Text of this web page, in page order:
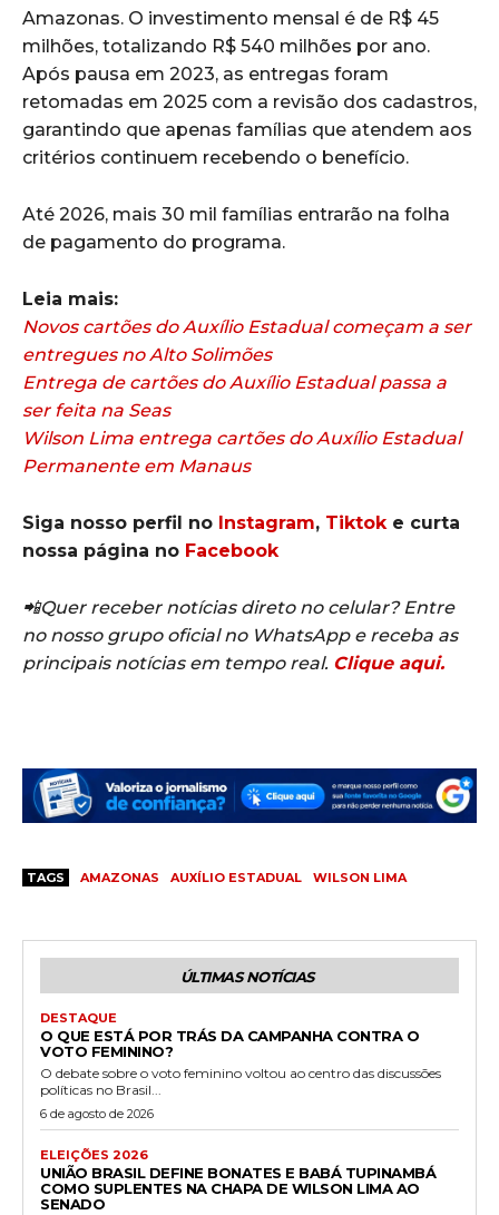
Amazonas. O investimento mensal é de R$ 45
milhões, totalizando R$ 540 milhões por ano.
Após pausa em 2023, as entregas foram
retomadas em 2025 com a revisão dos cadastros,
garantindo que apenas famílias que atendem aos
critérios continuem recebendo o benefício.
Até 2026, mais 30 mil famílias entrarão na folha
de pagamento do programa.
Leia mais:
Novos cartões do Auxílio Estadual começam a ser
entregues no Alto Solimões
Entrega de cartões do Auxílio Estadual passa a
ser feita na Seas
Wilson Lima entrega cartões do Auxílio Estadual
Permanente em Manaus
Siga nosso perfil no Instagram, Tiktoke curta
nossa página no Facebook
📲Quer receber notícias direto no celular? Entre
no nosso grupo oficial no WhatsApp e receba as
principais notícias em tempo real. Clique aqui.
TAGS AMAZONAS AUXÍLIO ESTADUAL WILSON LIMA
ÚLTIMAS NOTÍCIAS
DESTAQUE
O QUE ESTÁ POR TRÁS DA CAMPANHA CONTRA O
VOTO FEMININO?
O debate sobre o voto feminino voltou ao centro das discussões
políticas no Brasil...
6 de agosto de 2026
ELEIÇÕES 2026
UNIÃO BRASIL DEFINE BONATES E BABÁ TUPINAMBÁ
COMO SUPLENTES NA CHAPA DE WILSON LIMA AO
SENADO